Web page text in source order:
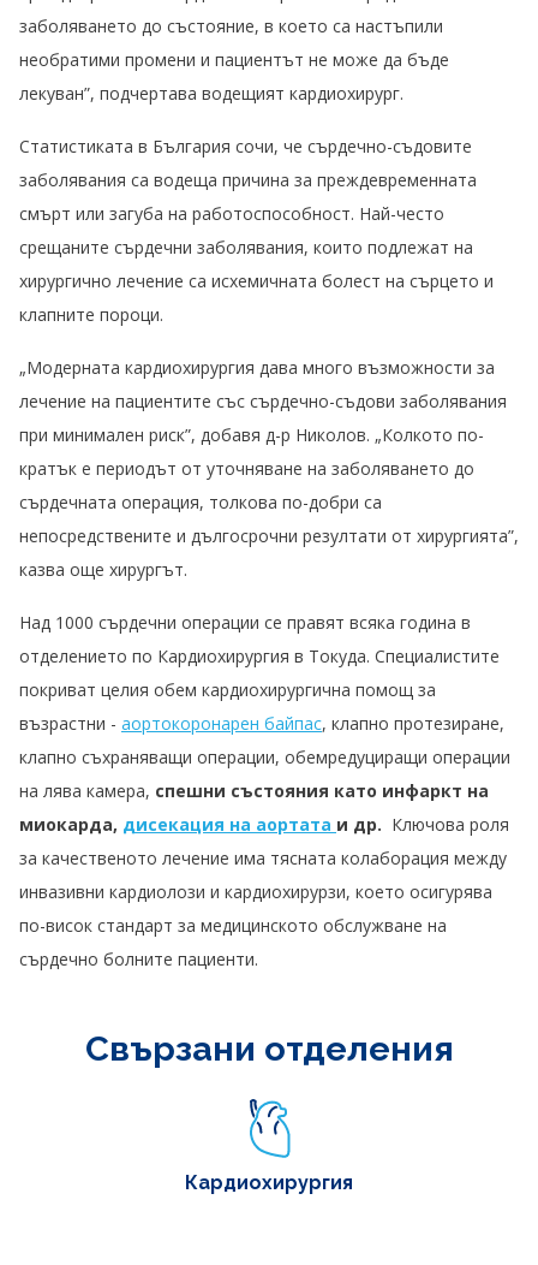
заболяването до състояние, в което са настъпили
необратими промени и пациентът не може да бъде
лекуван”, подчертава водещият кардиохирург.
Статистиката в България сочи, че сърдечно-съдовите
заболявания са водеща причина за преждевременната
смърт или загуба на работоспособност. Най-често
срещаните сърдечни заболявания, които подлежат на
хирургично лечение са исхемичната болест на сърцето и
клапните пороци.
„Модерната кардиохирургия дава много възможности за
лечение на пациентите със сърдечно-съдови заболявания
при минимален риск”, добавя д-р Николов. „Колкото по-
кратък е периодът от уточняване на заболяването до
сърдечната операция, толкова по-добри са
непосредствените и дългосрочни резултати от хирургията”,
казва още хирургът.
Над 1000 сърдечни операции се правят всяка година в
отделението по Кардиохирургия в Токуда. Специалистите
покриват целия обем кардиохирургична помощ за
възрастни - аортокоронарен байпас, клапно протезиране,
клапно съхраняващи операции, обемредуциращи операции
на лява камера, спешни състояния като инфаркт на
миокарда, дисекация на аортата и др. Ключова роля
за качественото лечение има тясната колаборация между
инвазивни кардиолози и кардиохирурзи, което осигурява
по-висок стандарт за медицинското обслужване на
сърдечно болните пациенти.
Свързани отделения
Кардиохирургия